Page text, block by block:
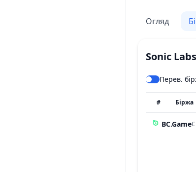
Огляд
Sonic
Перев.
# Біржа
BC.Game